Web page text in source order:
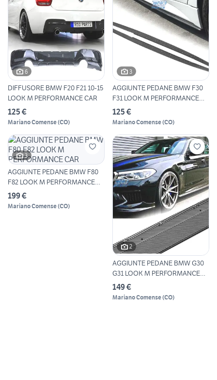
6
DIFFUSORE BMW F20 F21 10-15
LOOK M PERFORMANCE CAR
125 €
Mariano Comense(CO)
3
AGGIUNTE PEDANE BMW F30
F31 LOOK M PERFORMANCE
CAR
125 €
Mariano Comense(CO)
3
AGGIUNTE PEDANE BMW F80
F82 LOOK M PERFORMANCE
CAR
199 €
Mariano Comense(CO)
2
AGGIUNTE PEDANE BMW G30
G31 LOOK M PERFORMANCE
CAR
149 €
Mariano Comense(CO)